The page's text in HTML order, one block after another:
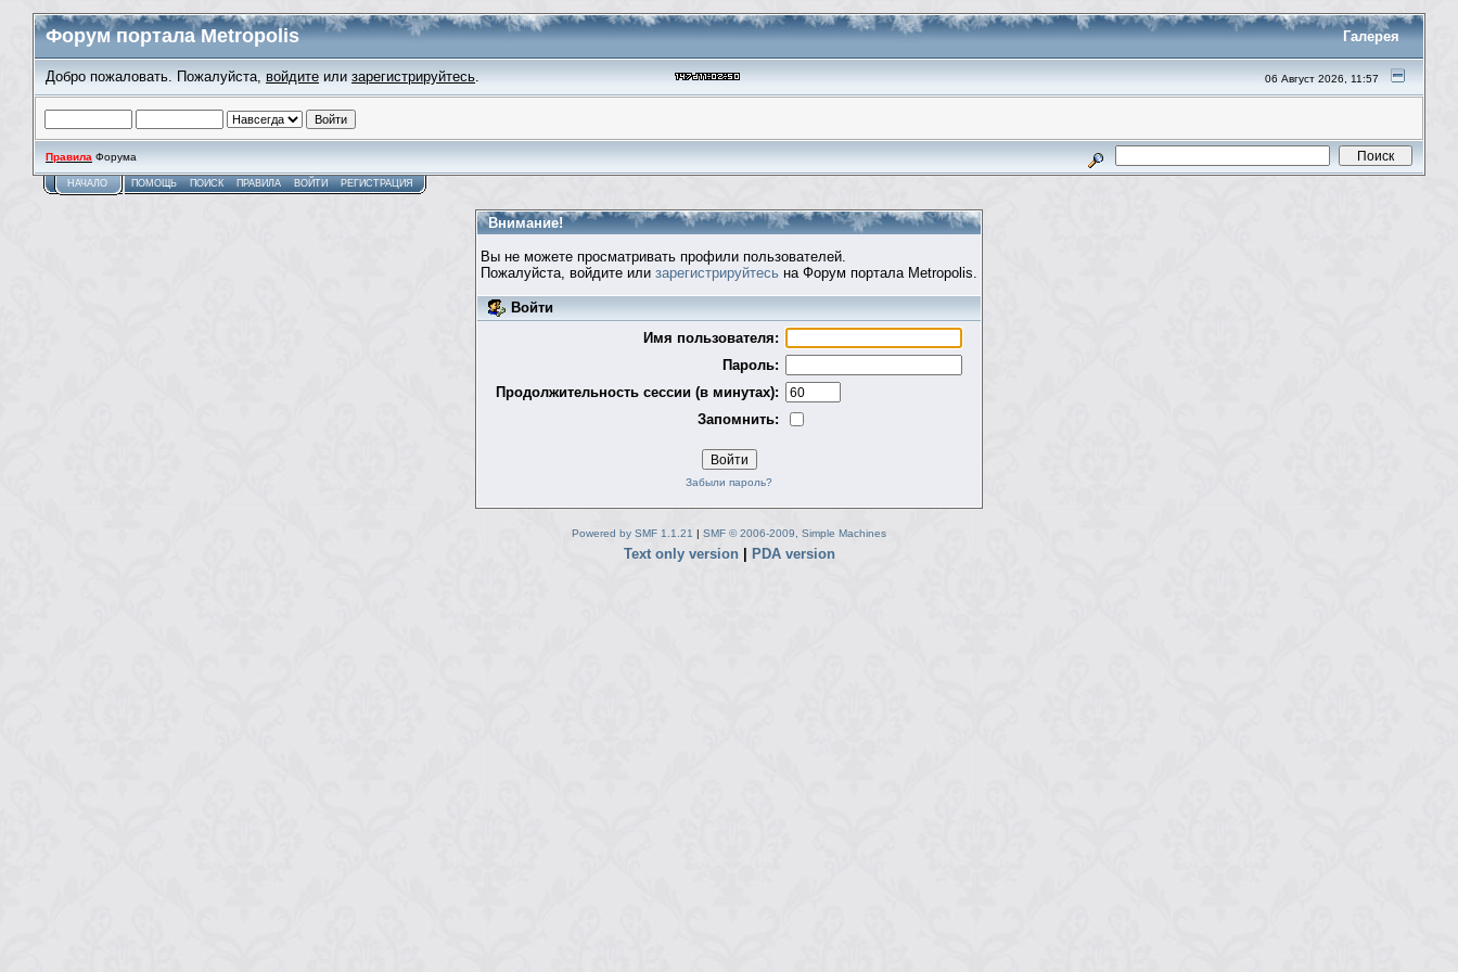
Форум портала Metropolis Галерея
Добро пожаловать. Пожалуйста, войдите или зарегистрируйтесь. 06 Август 2026, 11:57
Правила Форума
НАЧАЛО ПОМОЩЬ ПОИСК ПРАВИЛА ВОЙТИ РЕГИСТРАЦИЯ
Внимание!
Вы не можете просматривать профили пользователей.
Пожалуйста, войдите или зарегистрируйтесь на Форум портала Metropolis.
Войти
Имя пользователя:
Пароль:
Продолжительность сессии (в минутах):
Запомнить:
Забыли пароль?
Powered by SMF 1.1.21 | SMF © 2006-2009, Simple Machines
Text only version | PDA version